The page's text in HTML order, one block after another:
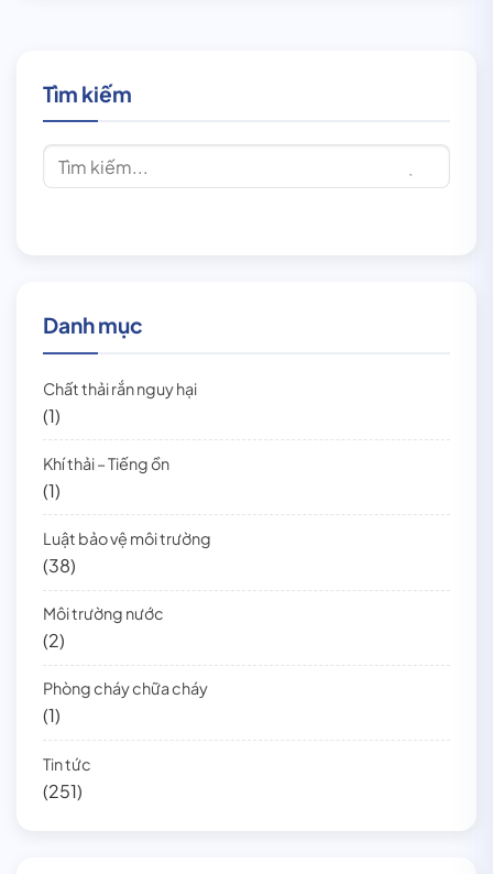
Tìm kiếm
Danh mục
Chất thải rắn nguy hại
(1)
Khí thải – Tiếng ồn
(1)
Luật bảo vệ môi trường
(38)
Môi trường nước
(2)
Phòng cháy chữa cháy
(1)
Tin tức
(251)